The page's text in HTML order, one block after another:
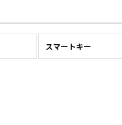
スマートキー